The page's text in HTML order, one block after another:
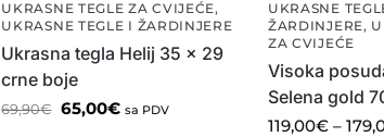
UKRASNE TEGLE ZA CVIJEĆE,
UKRASNE TEGLE I ŽARDINJERE
Ukrasna tegla Helij 35 x 29
crne boje
69,90€ 65,00€ sa PDV
UKRASNE
ŽARDINJERE,
ZA CVIJEĆE
Visoka
Selena gold
119,00€ –